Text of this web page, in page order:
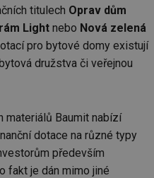
titulech Oprav dům
Light nebo Nová zelená
pro bytové domy existují
družstva či veřejnou
materiálů Baumit nabízí
dotace na různé typy
především
fakt je dán mimo jiné